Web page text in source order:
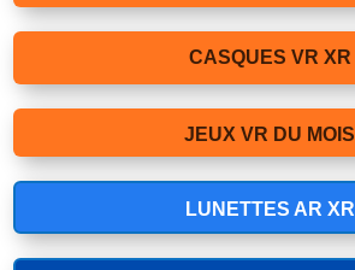
CASQUES VR XR
JEUX VR DU MOIS
LUNETTES AR XR